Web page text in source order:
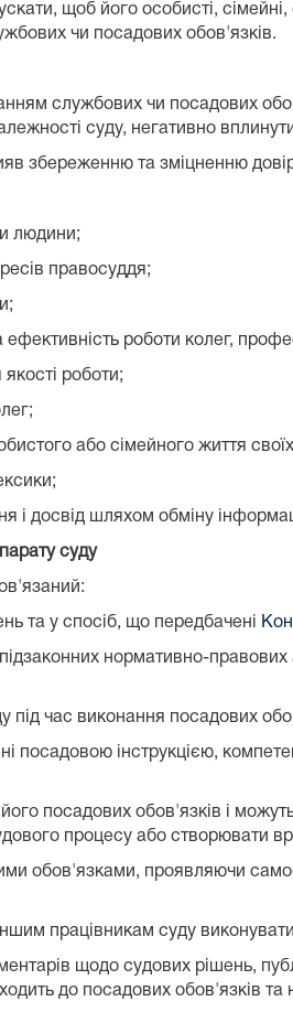
щоб його особисті,
чи посадових обов'язків.
службових чи посадових
суду, негативно
збереженню та зміцненню
людини;
правосуддя;
роботи колег,
роботи;
або сімейного життя своїх
і досвід шляхом обміну
суду
та у спосіб, що передбачені
нормативно-
під час виконання посадових
посадовою інструкцією,
посадових обов'язків і
процесу або створювати
обов'язками, проявляючи
працівникам суду виконувати
щодо судових рішень,
до посадових обов'язків